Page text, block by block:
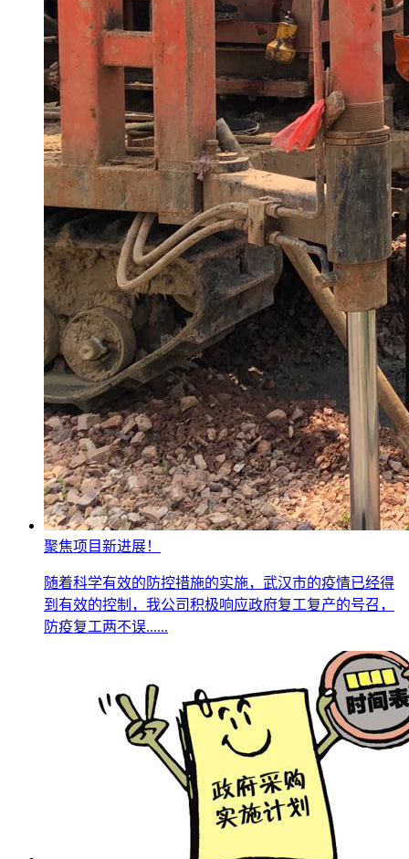
聚焦项目新进展！
随着科学有效的防控措施的实施，武汉市的疫情已经得
到有效的控制，我公司积极响应政府复工复产的号召，
防疫复工两不误......